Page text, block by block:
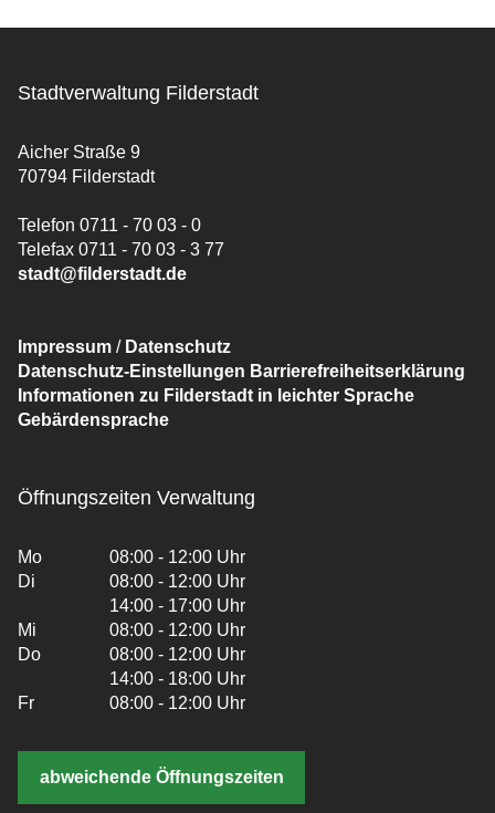
Stadtverwaltung Filderstadt
Aicher Straße 9
70794 Filderstadt
Telefon 0711 - 70 03 - 0
Telefax 0711 - 70 03 - 3 77
stadt@filderstadt.de
Impressum / Datenschutz
Datenschutz-Einstellungen Barrierefreiheitserklärung
Informationen zu Filderstadt in leichter Sprache
Gebärdensprache
Öffnungszeiten Verwaltung
Mo
08:00 - 12:00 Uhr
Di
08:00 - 12:00 Uhr
14:00 - 17:00 Uhr
Mi
08:00 - 12:00 Uhr
Do
08:00 - 12:00 Uhr
14:00 - 18:00 Uhr
Fr
08:00 - 12:00 Uhr
abweichende Öffnungszeiten